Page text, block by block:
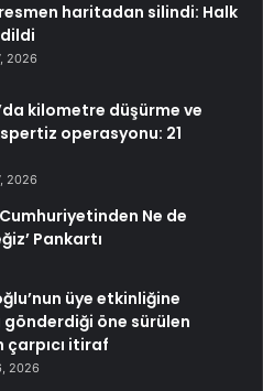
haritadan silindi: Halk
2026
kilometre düşürme ve
operasyonu: 21
2026
Cumhuriyetinden Ne de
Pankartı
üye etkinliğine
gönderdiği öne sürülen
itiraf
2026